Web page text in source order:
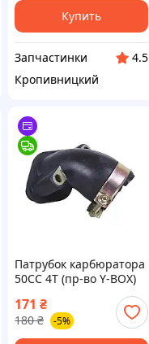
Купить
Запчастинки
4.5
Кропивницкий
Патрубок карбюратора
50CC 4T (пр‑во Y‑BOX)
171 ₴
180 ₴ -5%